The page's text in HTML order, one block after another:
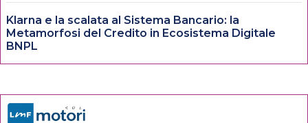
Klarna e la scalata al Sistema Bancario: la
Metamorfosi del Credito in Ecosistema Digitale
BNPL